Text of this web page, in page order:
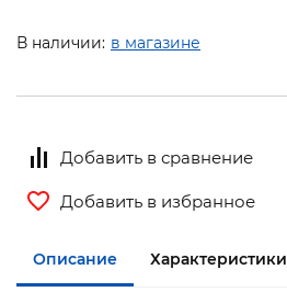
В наличии: в магазине
Добавить в сравнение
Добавить в избранное
Описание Характеристики